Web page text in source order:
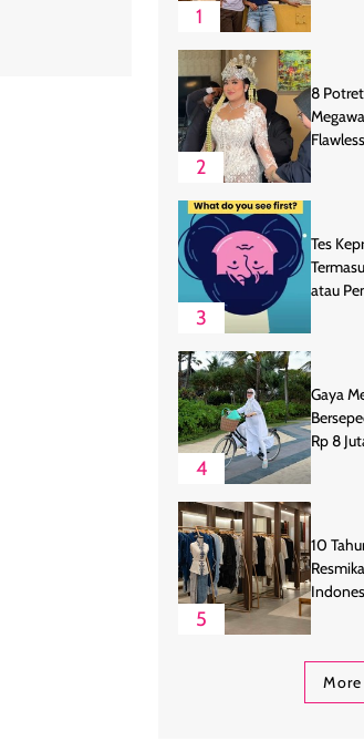
1
2
8
3
Tes
atau
4
Gaya
Rp 8
5
10
More